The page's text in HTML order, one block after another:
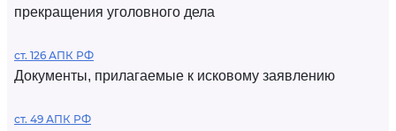
прекращения уголовного дела
ст. 126 АПК РФ
Документы, прилагаемые к исковому заявлению
ст. 49 АПК РФ